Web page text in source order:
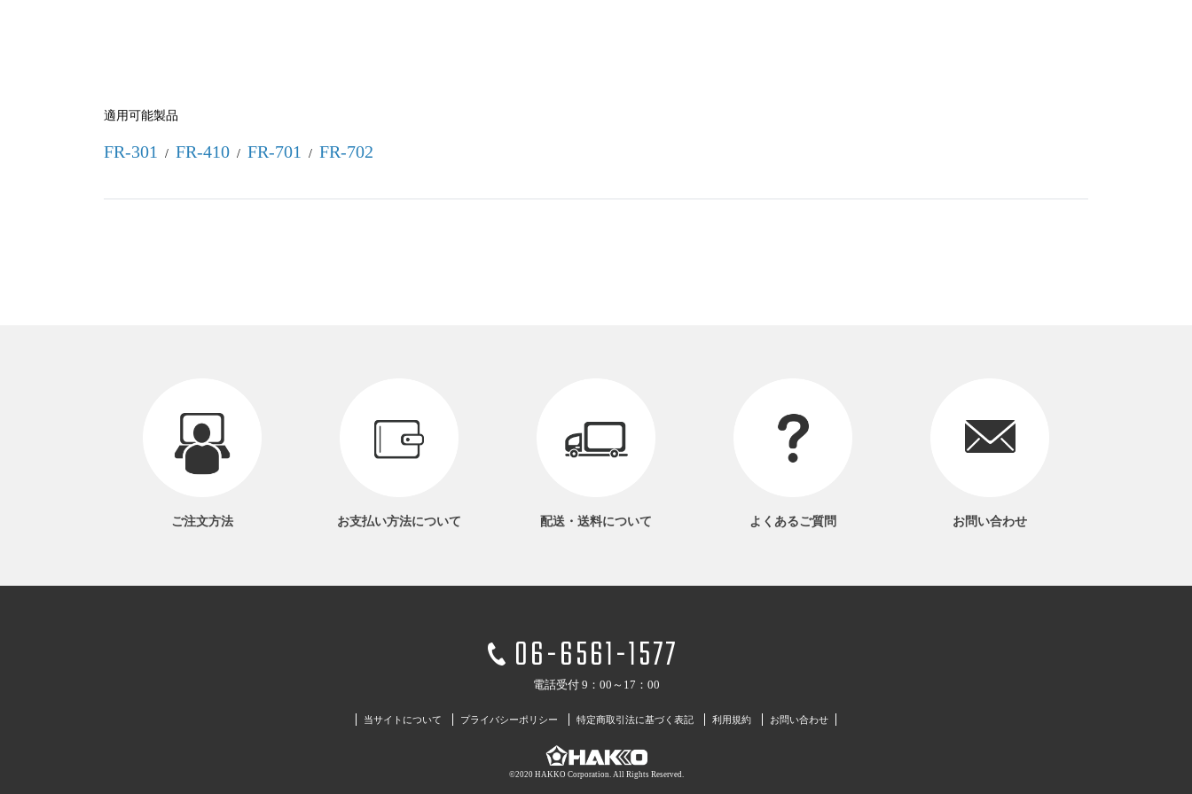
適用可能製品
FR-301 / FR-410 / FR-701 / FR-702
ご注文方法 お支払い方法について 配送・送料について よくあるご質問 お問い合わせ
06-6561-1577
電話受付 9：00～17：00
当サイトについて プライバシーポリシー 特定商取引法に基づく表記 利用規約 お問い合わせ
©2020 HAKKO Corporation. All Rights Reserved.